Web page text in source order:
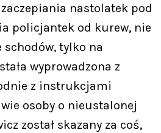
nastolatek pod
policjantek od kurew, nie
schodów, tylko na
wyprowadzona z
z instrukcjami
osoby o nieustalonej
został skazany za coś,